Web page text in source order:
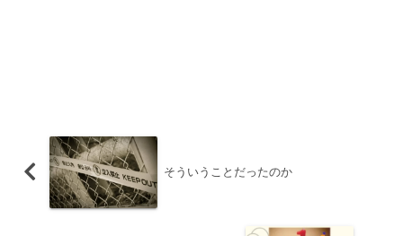
そういうことだったのか